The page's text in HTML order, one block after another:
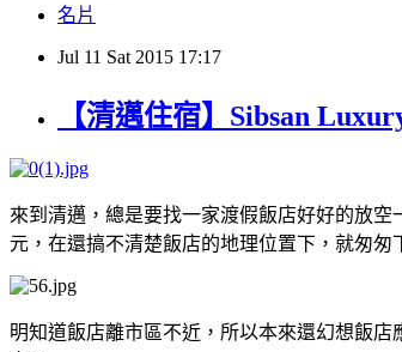
名片
Jul 11 Sat 2015 17:17
【清邁住宿】Sibsan
來到清邁，總是要找一家渡假飯店好好的放
元，在還搞不清楚飯店的地理位置下，就匆匆
明知道飯店離市區不近，所以本來還幻想飯